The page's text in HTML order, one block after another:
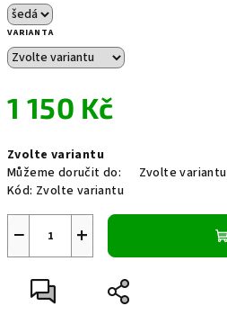
VARIANTA
1 150 Kč
cena:
Zvolte variantu
Můžeme doručit do:
Zvolte variantu
Kód: Zvolte variantu
+
−